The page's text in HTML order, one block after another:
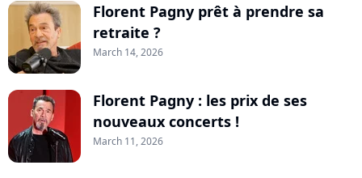
Florent Pagny prêt à prendre sa
retraite ?
March 14, 2026
Florent Pagny : les prix de ses
nouveaux concerts !
March 11, 2026